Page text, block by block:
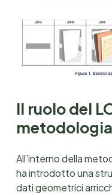
Il ruolo del
All’interno della
ha introdotto una
dati geometrici